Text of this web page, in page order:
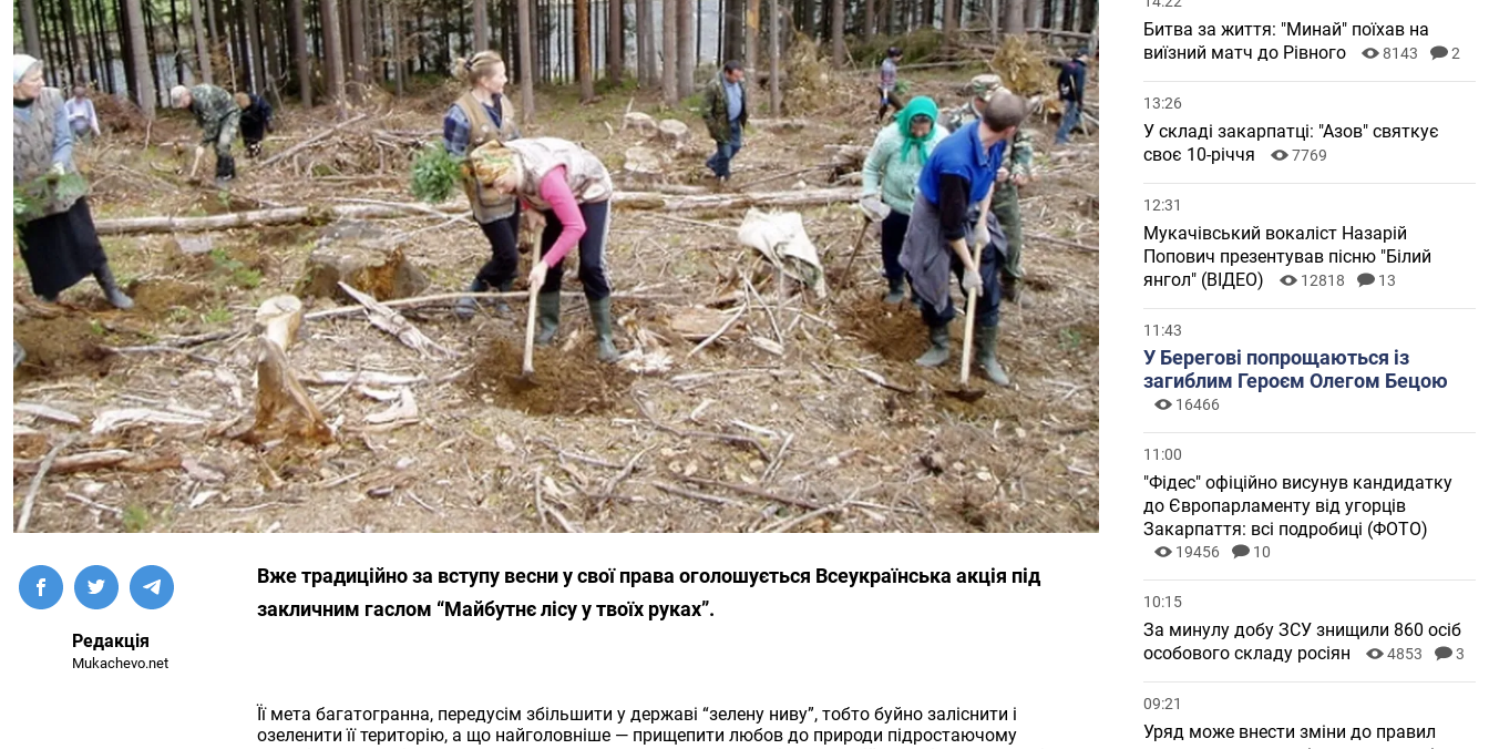
Редакція
Mukachevo.net
Вже традиційно за вступу весни у свої права оголошується Всеукраїнська акція під
закличним гаслом “Майбутнє лісу у твоїх руках”.
Її мета багатогранна, передусім збільшити у державі “зелену ниву”, тобто буйно заліснити і
озеленити її територію, а що найголовніше — прищепити любов до природи підростаючому
Битва за життя: "Минай" поїхав на
виїзний матч до Рівного
8143 2
13:26
У складі закарпатці: "Азов" святкує
своє 10-річчя
7769
12:31
Мукачівський вокаліст Назарій
Попович презентував пісню "Білий
янгол" (ВІДЕО)
12818 13
11:43
У Берегові попрощаються із
загиблим Героєм Олегом Бецою
16466
11:00
"Фідес" офіційно висунув кандидатку
до Європарламенту від угорців
Закарпаття: всі подробиці (ФОТО)
19456 10
10:15
За минулу добу ЗСУ знищили 860 осіб
особового складу росіян
4853 3
09:21
Уряд може внести зміни до правил